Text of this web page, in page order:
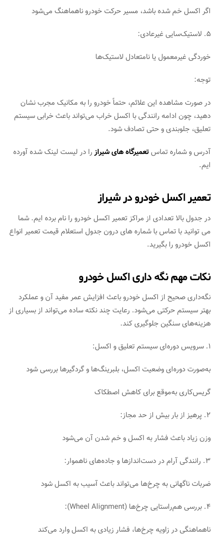
اگر اکسل خم شده باشد، مسیر حرکت خودرو ناهماهنگ می‌شود
۵. لاستیک‌سایی غیرعادی:
خوردگی غیرمعمول یا نامتعادل لاستیک‌ها
توجه:
در صورت مشاهده این علائم، حتماً خودرو را به مکانیک مجرب نشان
دهید، چون ادامه رانندگی با اکسل خراب می‌تواند باعث خرابی سیستم
تعلیق، جلوبندی و حتی تصادف شود.
آدرس و شماره تماستعمیرگاه های شیرازرا در لیست لینک شده آورده
ایم.
تعمیر اکسل خودرو در شیراز
در جدول بالا تعدادی از مراکز تعمیر اکسل خودرو را نام برده ایم. شما
می توانید با تماس با شماره های درون جدول استعلام قیمت تعمیر انواع
اکسل خودرو را بگیرید.
نکات مهم نگه داری اکسل خودرو
نگه‌داری صحیح از اکسل خودرو باعث افزایش عمر مفید آن و عملکرد
بهتر سیستم حرکتی می‌شود. رعایت چند نکته ساده می‌تواند از بسیاری از
هزینه‌های سنگین جلوگیری کند.
۱. سرویس دوره‌ای سیستم تعلیق و اکسل:
به‌صورت دوره‌ای وضعیت اکسل، بلبرینگ‌ها و گردگیرها بررسی شود
گریس‌کاری به‌موقع برای کاهش اصطکاک
۲. پرهیز از بار بیش از حد مجاز:
وزن زیاد باعث فشار به اکسل و خم شدن آن می‌شود
۳. رانندگی آرام در دست‌اندازها و جاده‌های ناهموار:
ضربات ناگهانی به چرخ‌ها می‌تواند باعث آسیب به اکسل شود
۴. بررسی هم‌راستایی چرخ‌ها (Wheel Alignment):
ناهماهنگی در زاویه چرخ‌ها، فشار زیادی به اکسل وارد می‌کند